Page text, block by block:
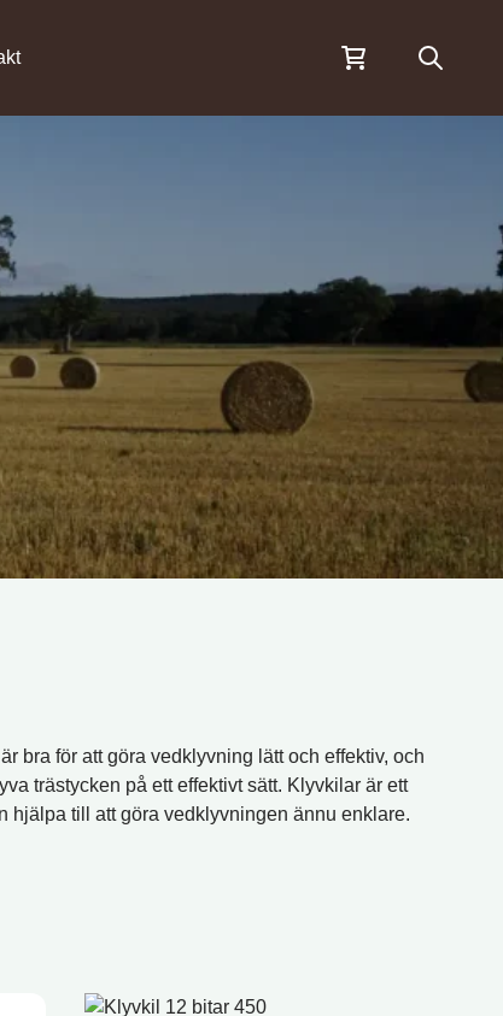
Öppna
bra för att göra vedklyvning lätt och effektiv, och
trästycken på ett effektivt sätt. Klyvkilar är ett
hjälpa till att göra vedklyvningen ännu enklare.